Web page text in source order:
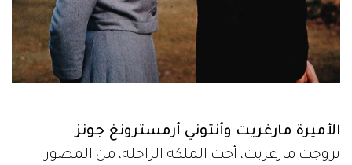
الأميرة مارغريت وأنتوني أرمسترونغ جونز
تزوجت مارغريت، أخت الملكة الراحلة، من المصور